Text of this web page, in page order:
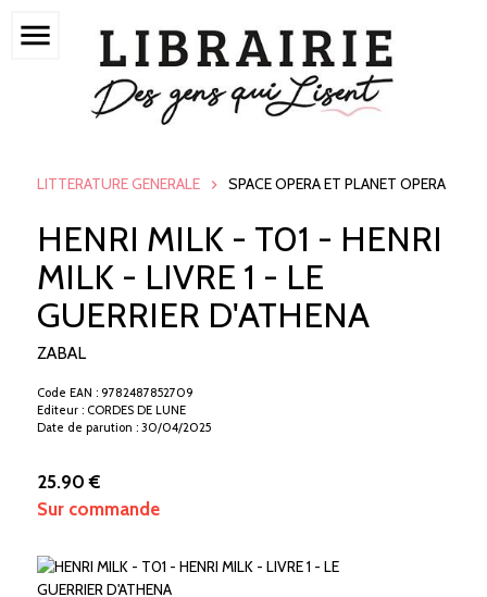
menu
LITTERATURE GENERALE SPACE OPERA ET PLANET OPERA
HENRI MILK - T01 - HENRI
MILK - LIVRE 1 - LE
GUERRIER D'ATHENA
ZABAL
Code EAN : 9782487852709
Editeur : CORDES DE LUNE
Date de parution : 30/04/2025
25.90 €
Sur commande